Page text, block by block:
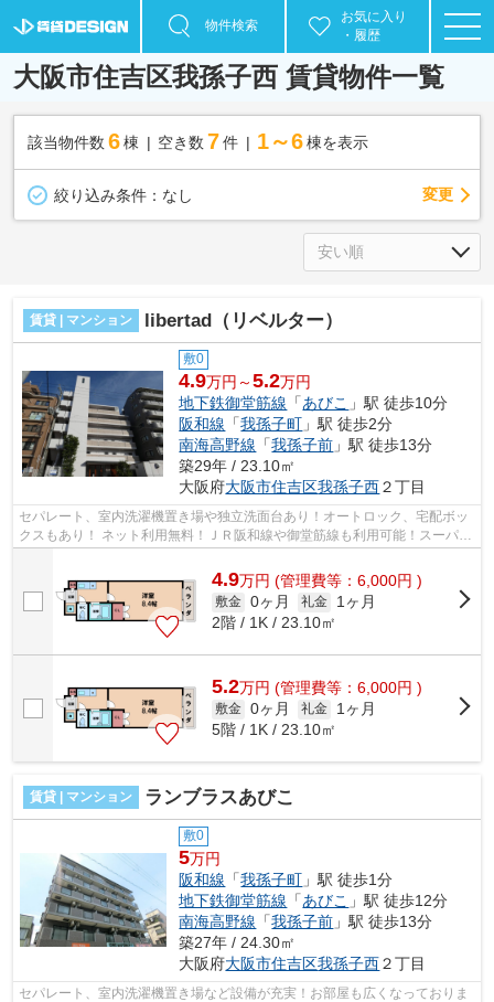
物件検索
お気に入り
・履歴
大阪市住吉区我孫子西 賃貸物件一覧
該当物件数 6棟 空き数 7 件 1～6 棟を表示
絞り込み条件： なし 変更
賃貸 | マンション libertad（リベルター）
敷0
4.9万円～5.2万円
地下鉄御堂筋線 「あびこ 」駅 徒歩10分
阪和線 「我孫子町 」駅 徒歩2分
南海高野線 「我孫子前 」駅 徒歩13分
築29年 / 23.10㎡
大阪府大阪市住吉区我孫子西２丁目
セパレート、室内洗濯機置き場や独立洗面台あり！オートロック、宅配ボッ
クスもあり！ ネット利用無料！ＪＲ阪和線や御堂筋線も利用可能！スーパー
も近くにあります。 ■□■□■□■□■□■□■...
4.9万円 (管理費等：6,000円 )
敷金 0ヶ月 礼金
1ヶ月
2階 / 1K / 23.10㎡
5.2万円 (管理費等：6,000円 )
敷金 0ヶ月 礼金
1ヶ月
5階 / 1K / 23.10㎡
賃貸 | マンション ランブラスあびこ
敷0
5万円
阪和線 「我孫子町 」駅 徒歩1分
地下鉄御堂筋線 「あびこ 」駅 徒歩12分
南海高野線 「我孫子前 」駅 徒歩13分
築27年 / 24.30㎡
大阪府大阪市住吉区我孫子西２丁目
セパレート、室内洗濯機置き場など設備が充実！お部屋も広くなっておりま